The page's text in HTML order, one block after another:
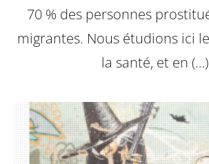
70 % des personnes
migrantes. Nous étudions ici
la santé, et en (…)